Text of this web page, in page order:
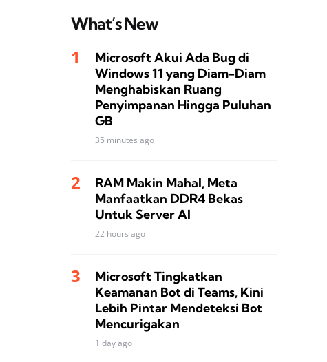
What’s New
Microsoft Akui Ada Bug di
Windows 11 yang Diam-Diam
Menghabiskan Ruang
Penyimpanan Hingga Puluhan
GB
35 minutes ago
RAM Makin Mahal, Meta
Manfaatkan DDR4 Bekas
Untuk Server AI
22 hours ago
Microsoft Tingkatkan
Keamanan Bot di Teams, Kini
Lebih Pintar Mendeteksi Bot
Mencurigakan
1 day ago